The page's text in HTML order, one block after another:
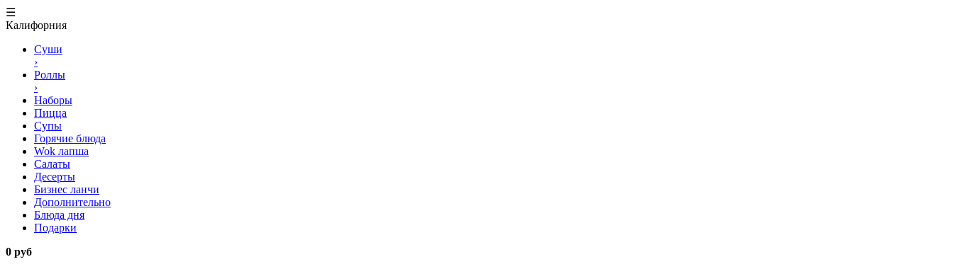
☰
Калифорния
Суши
›
Роллы
›
Наборы
Пицца
Супы
Горячие блюда
Wok лапша
Салаты
Десерты
Бизнес ланчи
Дополнительно
Блюда дня
Подарки
0 руб